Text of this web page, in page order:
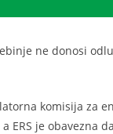
ne donosi
komisija za
ERS je obavezna